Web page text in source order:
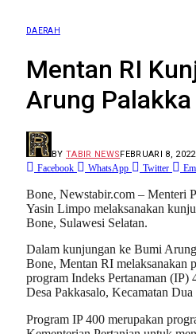
DAERAH
Mentan RI
Arung Palakka
BY TABIR NEWSFEBRUARI 8, 2022
Facebook WhatsApp Twitter
Bone, Newstabir.com – Menteri
Yasin Limpo melaksanakan
Bone, Sulawesi Selatan.
Dalam kunjungan ke Bumi
Bone, Mentan RI melaksanakan
program Indeks Pertanaman (IP)
Desa Pakkasalo, Kecamatan
Program IP 400 merupakan